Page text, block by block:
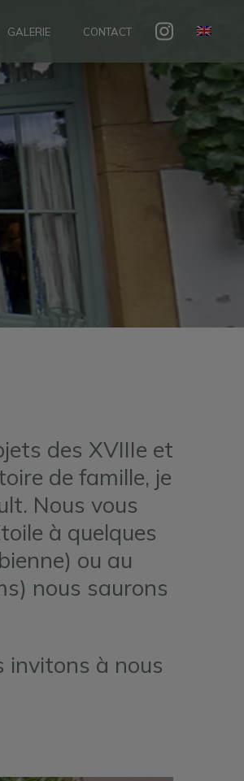
GALERIE CONTACT
des XVIIIe et
de famille, je
Nous vous
à quelques
ou au
nous saurons
invitons à nous